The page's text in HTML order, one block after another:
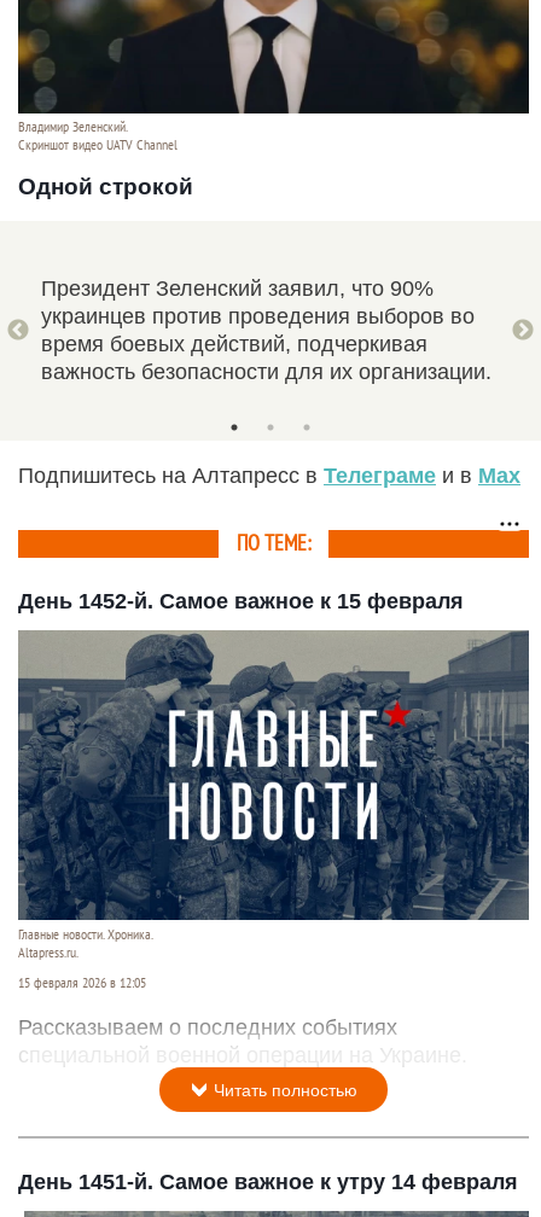
Владимир Зеленский.
Скриншот видео UATV Channel
Одной строкой
Президент Зеленский заявил, что 90%
украинцев против проведения выборов во
время боевых действий, подчеркивая
важность безопасности для их организации.
Подпишитесь на Алтапресс в Телеграме и в Max
ПО ТЕМЕ:
День 1452-й. Самое важное к 15 февраля
Главные новости. Хроника.
Altapress.ru.
15 февраля 2026 в 12:05
Рассказываем о последних событиях
специальной военной операции на Украине.
Читать полностью
День 1451-й. Самое важное к утру 14 февраля